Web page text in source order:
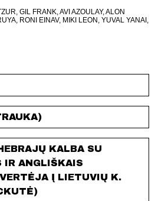
GIL FRANK, AVI AZOULAY, ALON
RONI EINAV, MIKI LEON, YUVAL YANAI,
KALBA SU
IR ANGLIŠKAIS
Į LIETUVIŲ K.